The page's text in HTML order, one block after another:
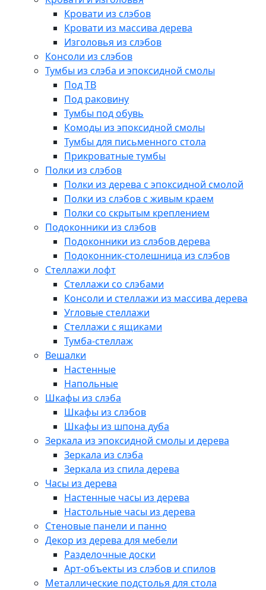
Кровати из слэбов
Кровати из массива дерева
Изголовья из слэбов
Консоли из слэбов
Тумбы из слэба и эпоксидной смолы
Под ТВ
Под раковину
Тумбы под обувь
Комоды из эпоксидной смолы
Тумбы для письменного стола
Прикроватные тумбы
Полки из слэбов
Полки из дерева с эпоксидной смолой
Полки из слэбов с живым краем
Полки со скрытым креплением
Подоконники из слэбов
Подоконники из слэбов дерева
Подоконник-столешница из слэбов
Стеллажи лофт
Стеллажи со слэбами
Консоли и стеллажи из массива дерева
Угловые стеллажи
Стеллажи с ящиками
Тумба-стеллаж
Вешалки
Настенные
Напольные
Шкафы из слэба
Шкафы из слэбов
Шкафы из шпона дуба
Зеркала из эпоксидной смолы и дерева
Зеркала из слэба
Зеркала из спила дерева
Часы из дерева
Настенные часы из дерева
Настольные часы из дерева
Стеновые панели и панно
Декор из дерева для мебели
Разделочные доски
Арт-объекты из слэбов и спилов
Металлические подстолья для стола